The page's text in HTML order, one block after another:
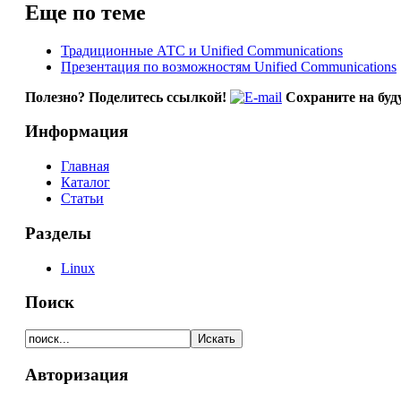
Еще по теме
Традиционные АТС и Unified Communications
Презентация по возможностям Unified Communications
Полезно? Поделитесь ссылкой!
Сохраните на
Информация
Главная
Каталог
Статьи
Разделы
Linux
Поиск
Авторизация